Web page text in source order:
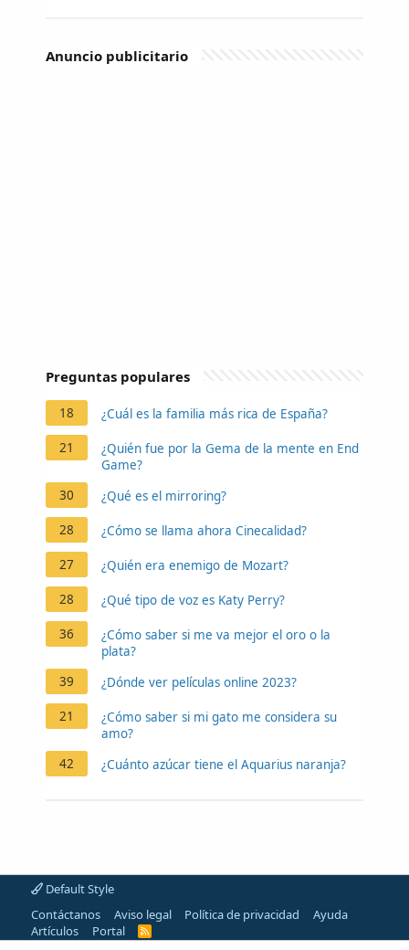
Anuncio publicitario
Preguntas populares
18 ¿Cuál es la familia más rica de España?
21
¿Quién fue por la Gema de la mente en End
Game?
30
¿Qué es el mirroring?
28 ¿Cómo se llama ahora Cinecalidad?
27 ¿Quién era enemigo de Mozart?
28 ¿Qué tipo de voz es Katy Perry?
36
¿Cómo saber si me va mejor el oro o la
plata?
39
¿Dónde ver películas online 2023?
21
¿Cómo saber si mi gato me considera su
amo?
42
¿Cuánto azúcar tiene el Aquarius naranja?
Default Style
Contáctanos
Aviso legal Política de privacidad
Ayuda
Artículos
Portal
R
S